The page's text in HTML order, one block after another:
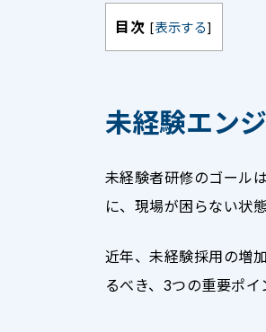
目次 [表示する]
未経験エン
未経験者研修のゴール
に、現場が困らない状
近年、未経験採用の増
るべき、3つの重要ポイ